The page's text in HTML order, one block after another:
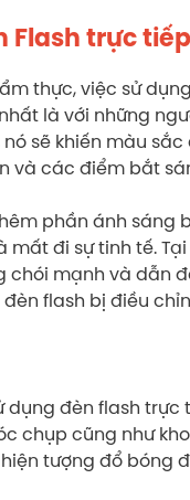
Flash trực tiếp
thực, việc sử
là với những
sẽ khiến màu
và các điểm bắt
phần ánh sáng
mất đi sự tinh tế.
chói mạnh và dẫn
flash bị điều
dụng đèn flash
chụp cũng như
tượng đổ bóng